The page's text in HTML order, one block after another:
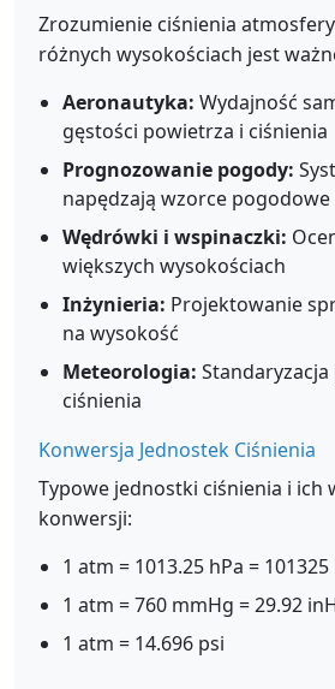
Zrozumienie ciśnienia
różnych wysokościach jest
Aeronautyka: Wydajność
gęstości powietrza i ciśnienia
Prognozowanie pogody:
napędzają wzorce pogodowe
Wędrówki i wspinaczki:
większych wysokościach
Inżynieria: Projektowanie
na wysokość
Meteorologia:
ciśnienia
Konwersja Jednostek Ciśnienia
Typowe jednostki ciśnienia i ich
konwersji:
1 atm = 1013.25 hPa = 101325
1 atm = 760 mmHg = 29.92
1 atm = 14.696 psi